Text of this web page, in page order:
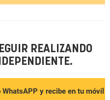
REALIZANDO
y recibe en tu móvil